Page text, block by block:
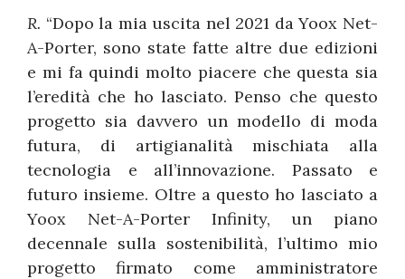
R. “Dopo la mia uscita nel 2021 da Yoox Net-
A-Porter, sono state fatte altre due edizioni
e mi fa quindi molto piacere che questa sia
l’eredità che ho lasciato. Penso che questo
progetto sia davvero un modello di moda
futura, di artigianalità mischiata alla
tecnologia e all’innovazione. Passato e
futuro insieme. Oltre a questo ho lasciato a
Yoox Net-A-Porter Infinity, un piano
decennale sulla sostenibilità, l’ultimo mio
progetto firmato come amministratore